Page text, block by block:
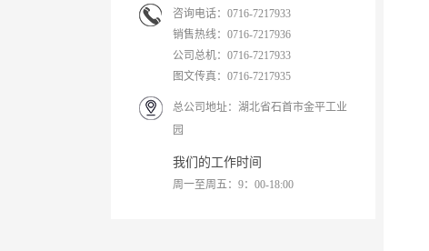
员工们精神饱满，干劲十足。王敏市长耐心地
详细询问了公司生产经营情况，对公司取得的
成绩，给予了高度的评价。并...
共同组建“霖坤红塬&武汉理工大学健康环保可
循环新材料技术研发中心”。”湖北霖坤红塬地
毯股份有限公司一家是集地毯研发设计、生
产、销售、服务于一体的国家高新技术企业。
环保的新材料，不断进行技术创新，产品更替
咨询电话：0716-7217933
销售热线：0716-7217936
公司总机： 0716-7217933
图文传真：0716-7217935
总公司地址：湖北省石首市金平工业
园
我们的工作时间
周一至周五：9：00-18:00